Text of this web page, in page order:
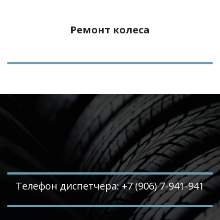
Ремонт колеса
Телефон диспетчера: +7 (906) 7-941-941